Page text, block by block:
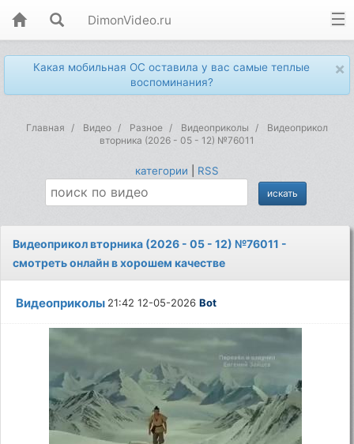
DimonVideo.ru
×
Какая мобильная ОС оставила у вас самые теплые
воспоминания?
Главная Видео Разное Видеоприколы
Видеоприкол
вторника (2026 - 05 - 12) №76011
категории RSS
Видеоприкол вторника (2026 - 05 - 12) №76011 -
смотреть онлайн в хорошем качестве
Видеоприколы 21:42 12-05-2026Bot